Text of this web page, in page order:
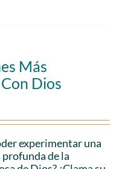
Más
Dios
experimentar una
de la